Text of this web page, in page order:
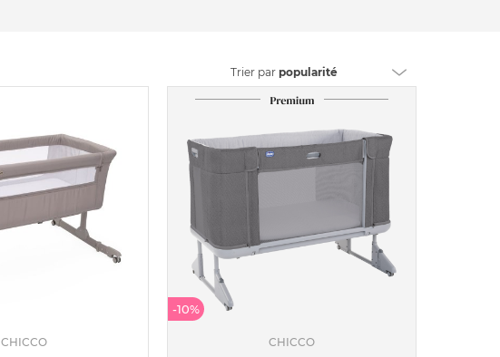
Trier par popularité
CHICCO
-10%
CHICCO